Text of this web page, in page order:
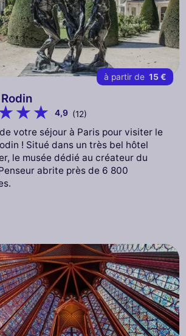
à partir de 15 €
4,9 (12)
votre séjour à Paris pour visiter le
! Situé dans un très bel hôtel
le musée dédié au créateur du
abrite près de 6 800